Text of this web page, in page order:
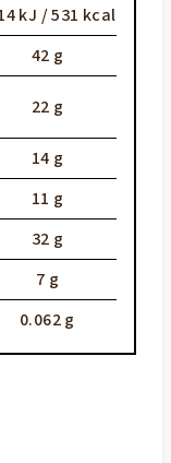
kJ / 531 kcal
42 g
22 g
14 g
11 g
32 g
7 g
0.062 g